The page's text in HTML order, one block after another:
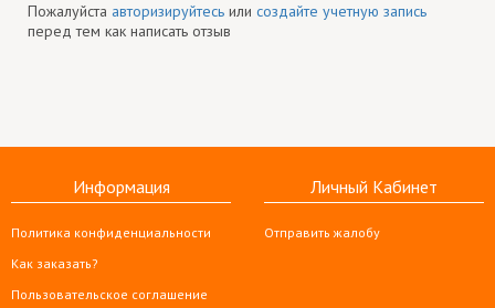
Пожалуйста авторизируйтесь или создайте учетную запись
перед тем как написать отзыв
Информация
Политика конфиденциальности
Как заказать?
Пользовательское соглашение
Личный Кабинет
Отправить жалобу